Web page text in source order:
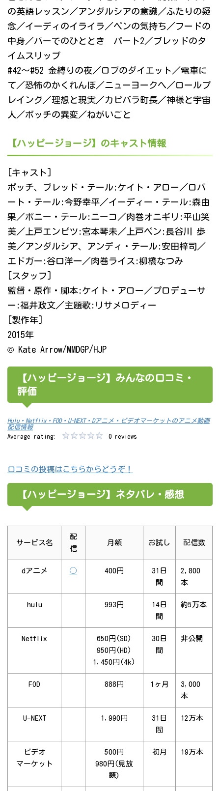
の英語レッスン／アンダルシアの意識／ふたりの疑
念／イーディのイライラ／ペンの気持ち／フードの
中身／バーでのひととき パート2／ブレッドのタ
イムスリップ
#42～#52 金縛りの夜／ロブのダイエット／電車に
て／恐怖のかくれんぼ／ニューヨークへ／ロールプ
レイング／理想と現実／カピバラ町長／神様と宇宙
人／ボッチの異変／ねがいごと
【ハッピージョージ】のキャスト情報
[キャスト]
ボッチ、ブレッド・テール:ケイト・アロー／ロバ
ート・テール:今野幸平／イーディー・テール:森由
果／ポニー・テール:ニーコ／肉巻オニギリ:平山笑
美／上戸エンピツ:宮本琴未／上戸ペン:長谷川 歩
美／アンダルシア、アンディ・テール:安田梓司／
エドガー:谷口洋一／肉巻ライス:柳橋なつみ
[スタッフ]
監督・原作・脚本:ケイト・アロー／プロデューサ
ー:福井政文／主題歌:リサメロディー
[製作年]
2015年
© Kate Arrow/MMDGP/HJP
【ハッピージョージ】みんなの口コミ・
評価
Hulu・Netflix・FOD・U-NEXT・Dアニメ・ビデオマーケットのアニメ動画
配信情報
Average rating:
0 reviews
口コミの投稿はこちらからどうぞ！
【ハッピージョージ】ネタバレ・感想
サービス名
配
信
月額 お試し 配信数
dアニメ ◯ 400円
31日
間
2,800
本
hulu 993円
14日
間
約5万本
Netflix
650円(SD)
950円(HD)
1,450円(4k)
30日
間
非公開
FOD 888円 1ヶ月
3,000
本
U-NEXT 1,990円
31日
間
12万本
ビデオ
マーケット
500円
980円(見放
題)
初月 19万本